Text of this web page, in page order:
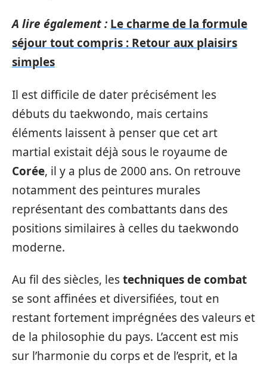
A lire également : Le charme de la formule
séjour tout compris : Retour aux plaisirs
simples
Il est difficile de dater précisément les
débuts du taekwondo, mais certains
éléments laissent à penser que cet art
martial existait déjà sous le royaume de
Corée, il y a plus de 2000 ans. On retrouve
notamment des peintures murales
représentant des combattants dans des
positions similaires à celles du taekwondo
moderne.
Au fil des siècles, lestechniques de combat
se sont affinées et diversifiées, tout en
restant fortement imprégnées des valeurs et
de la philosophie du pays. L’accent est mis
sur l’harmonie du corps et de l’esprit, et la